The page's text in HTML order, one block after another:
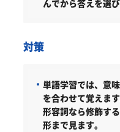
んでから答えを選び
対策
単語学習では、意
を合わせて覚えま
形容詞なら修飾す
形まで見ます。